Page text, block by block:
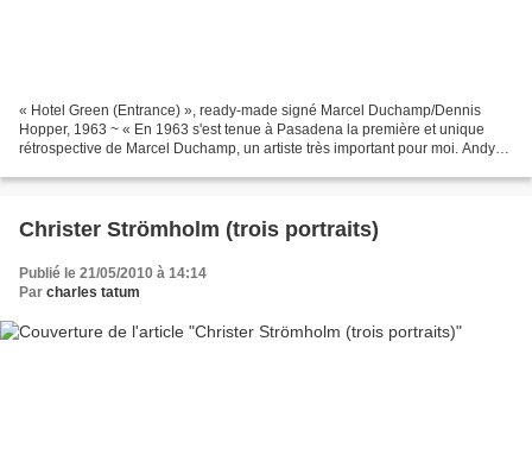
« Hotel Green (Entrance) », ready-made signé Marcel Duchamp/Dennis
Hopper, 1963 ~ « En 1963 s'est tenue à Pasadena la première et unique
rétrospective de Marcel Duchamp, un artiste très important pour moi. Andy
Christer Strömholm (trois portraits)
Publié le 21/05/2010 à 14:14
Par charles tatum